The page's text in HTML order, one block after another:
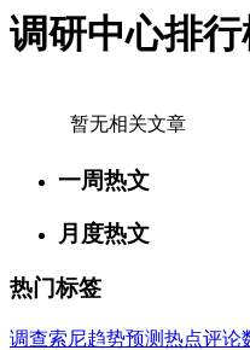
调研中心排
暂无相关文章
一周热文
月度热文
热门标签
调查索尼趋势预测热点评论